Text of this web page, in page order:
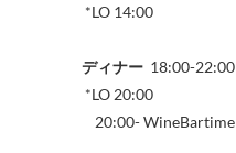
*LO 14:00
ディナー 18:00-22:00
*LO 20:00
20:00- WineBartime